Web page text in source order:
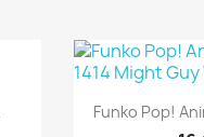

Funko Pop!